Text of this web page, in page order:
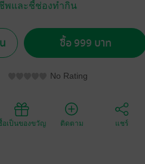
พและชี้ช่องทำกิน
ซื้อ 999 บาท
No Rating
อเป็นของขวัญ ติดตาม แชร์